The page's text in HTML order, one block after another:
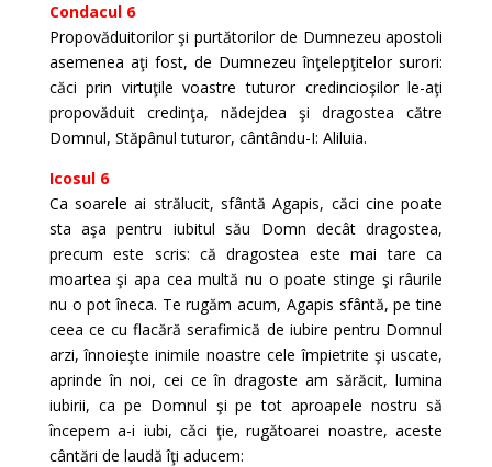
Condacul 6
Propovăduitorilor şi purtătorilor de Dumnezeu apostoli
asemenea aţi fost, de Dumnezeu înţelepţitelor surori:
căci prin virtuţile voastre tuturor credincioşilor le-aţi
propovăduit credinţa, nădejdea şi dragostea către
Domnul, Stăpânul tuturor, cântându-I: Aliluia.
Icosul 6
Ca soarele ai strălucit, sfântă Agapis, căci cine poate
sta aşa pentru iubitul său Domn decât dragostea,
precum este scris: că dragostea este mai tare ca
moartea şi apa cea multă nu o poate stinge şi râurile
nu o pot îneca. Te rugăm acum, Agapis sfântă, pe tine
ceea ce cu flacără serafimică de iubire pentru Domnul
arzi, înnoieşte inimile noastre cele împietrite şi uscate,
aprinde în noi, cei ce în dragoste am sărăcit, lumina
iubirii, ca pe Domnul şi pe tot aproapele nostru să
începem a-i iubi, căci ţie, rugătoarei noastre, aceste
cântări de laudă îţi aducem: